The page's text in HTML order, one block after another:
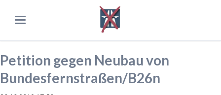
Petition gegen Neubau von
Bundesfernstraßen/B26n